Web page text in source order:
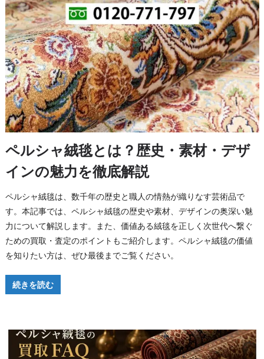
ペルシャ絨毯とは？歴史・素材・デザ
インの魅力を徹底解説
ペルシャ絨毯は、数千年の歴史と職人の情熱が織りなす芸術品で
す。本記事では、ペルシャ絨毯の歴史や素材、デザインの奥深い魅
力について解説します。また、価値ある絨毯を正しく次世代へ繋ぐ
ための買取・査定のポイントもご紹介します。ペルシャ絨毯の価値
を知りたい方は、ぜひ最後までご覧ください。
続きを読む